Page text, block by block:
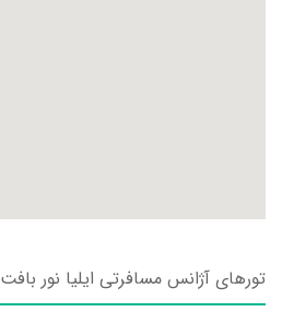
تورهای آژانس مسافرتی ايليا نور بافت